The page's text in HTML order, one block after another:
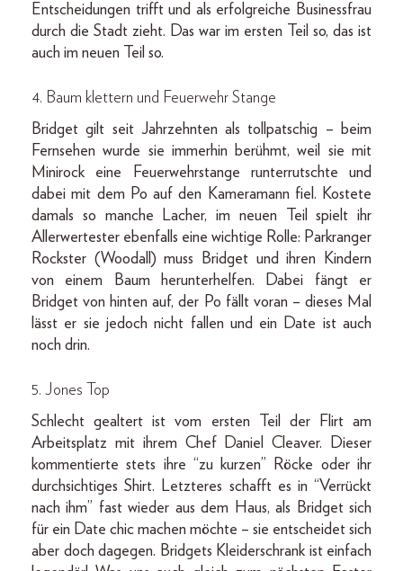
Entscheidungen trifft und als erfolgreiche Businessfrau
durch die Stadt zieht. Das war im ersten Teil so, das ist
auch im neuen Teil so.
4. Baum klettern und Feuerwehr Stange
Bridget gilt seit Jahrzehnten als tollpatschig – beim
Fernsehen wurde sie immerhin berühmt, weil sie mit
Minirock eine Feuerwehrstange runterrutschte und
dabei mit dem Po auf den Kameramann fiel. Kostete
damals so manche Lacher, im neuen Teil spielt ihr
Allerwertester ebenfalls eine wichtige Rolle: Parkranger
Rockster (Woodall) muss Bridget und ihren Kindern
von einem Baum herunterhelfen. Dabei fängt er
Bridget von hinten auf, der Po fällt voran – dieses Mal
lässt er sie jedoch nicht fallen und ein Date ist auch
noch drin.
5. Jones Top
Schlecht gealtert ist vom ersten Teil der Flirt am
Arbeitsplatz mit ihrem Chef Daniel Cleaver. Dieser
kommentierte stets ihre “zu kurzen” Röcke oder ihr
durchsichtiges Shirt. Letzteres schafft es in “Verrückt
nach ihm” fast wieder aus dem Haus, als Bridget sich
für ein Date chic machen möchte – sie entscheidet sich
aber doch dagegen. Bridgets Kleiderschrank ist einfach